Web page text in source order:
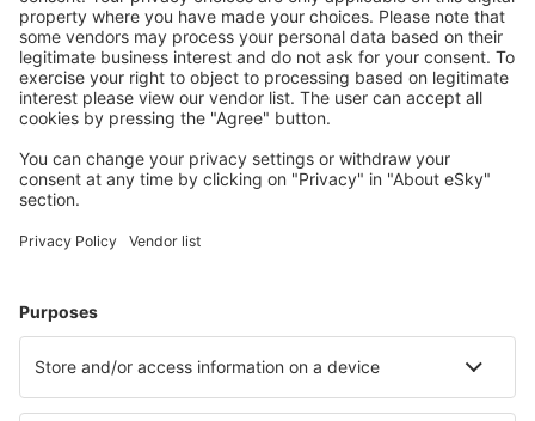
Alege din peste 1,3 mil. de opţiuni: hoteluri, cabane,
apartamente și altele.
Cele mai căutate hoteluri de către utilizatorii eSky
Hoteluri în Statele Unite ale Americii - Orașe populare
Hoteluri în Panama City Beach
Hoteluri în Dillon Hoteluri în Blue Eye Hoteluri în Fraser